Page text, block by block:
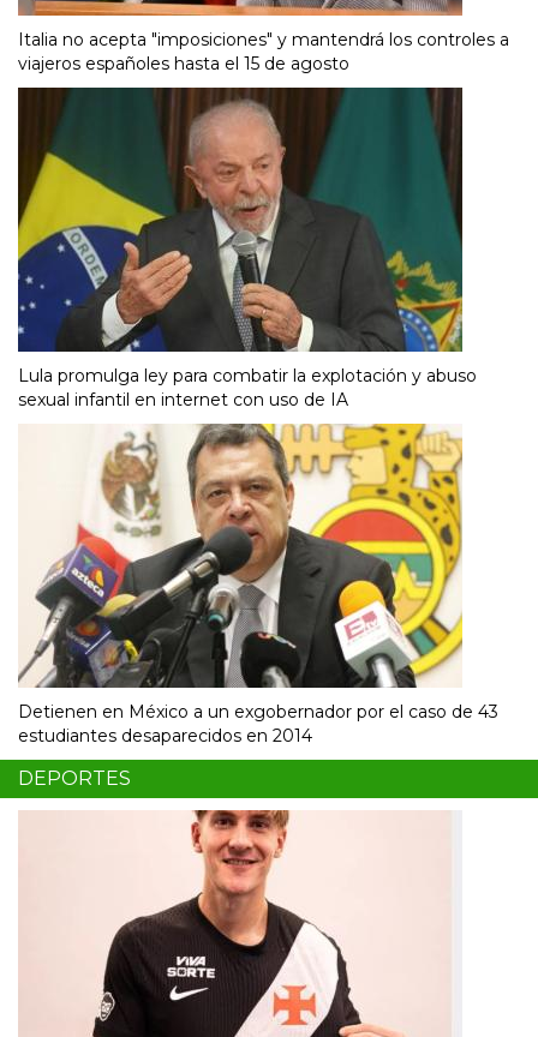
Italia no acepta "imposiciones" y mantendrá los controles a
viajeros españoles hasta el 15 de agosto
Lula promulga ley para combatir la explotación y abuso
sexual infantil en internet con uso de IA
Detienen en México a un exgobernador por el caso de 43
estudiantes desaparecidos en 2014
DEPORTES